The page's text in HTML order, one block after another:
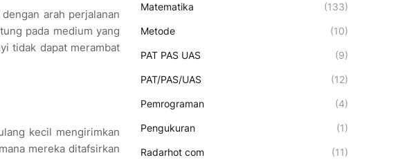
arah perjalanan
pada medium yang
tidak dapat merambat
kecil mengirimkan
mereka ditafsirkan
Matematika (133)
Metode (10)
PAT PAS UAS (9)
PAT/PAS/UAS (12)
Pemrograman (4)
Pengukuran (1)
Radarhot com (11)